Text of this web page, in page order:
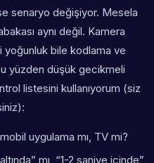
senaryo değişiyor. Mesela
aynı değil. Kamera
yoğunluk bile kodlama ve
yüzden düşük gecikmeli
listesini kullanıyorum (siz
mobil uygulama mı, TV mi?
mı, “1-2 saniye içinde”